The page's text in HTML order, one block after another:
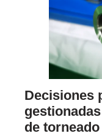
Decisiones
de torneado